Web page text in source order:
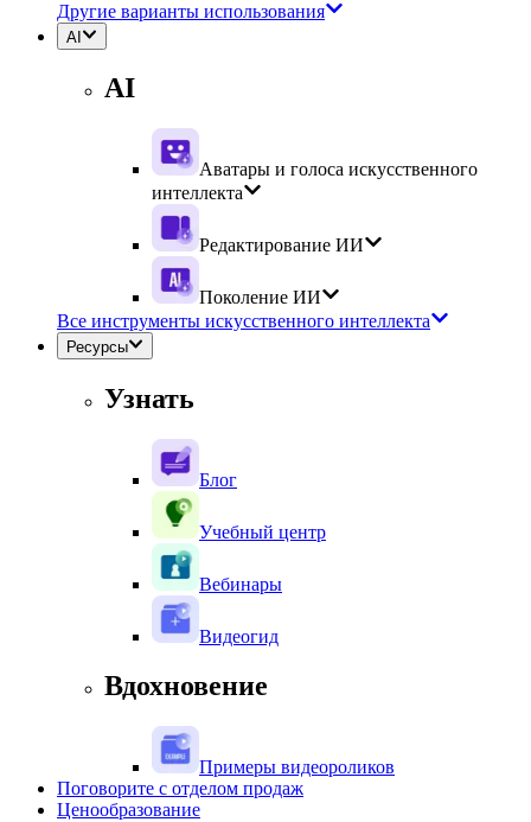
Другие варианты использования
AI
AI
Аватары и голоса искусственного
интеллекта
Редактирование ИИ
Поколение ИИ
Все инструменты искусственного интеллекта
Ресурсы
Узнать
Блог
Учебный центр
Вебинары
Видеогид
Вдохновение
Примеры видеороликов
Поговорите с отделом продаж
Ценообразование